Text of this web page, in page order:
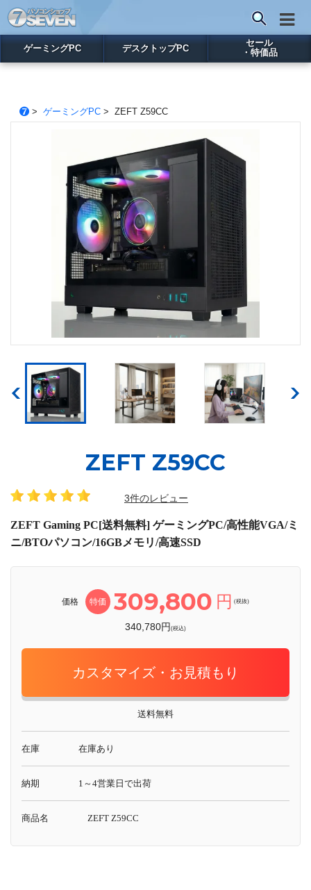
ゲーミングPC デスクトップPC
セール
・特価品
> ゲーミングPC> ZEFT Z59CC
ZEFT Z59CC
3件のレビュー
ZEFT Gaming PC[送料無料] ゲーミングPC/高性能VGA/ミ
ニ/BTOパソコン/16GBメモリ/高速SSD
価格 特価 309,800 円 (税抜)
340,780円(税込)
カスタマイズ・お見積もり
送料無料
在庫 在庫あり
納期 1～4営業日で出荷
商品名 ZEFT Z59CC